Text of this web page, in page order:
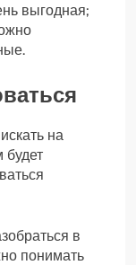
выгодная;
на
будет
в
понимать